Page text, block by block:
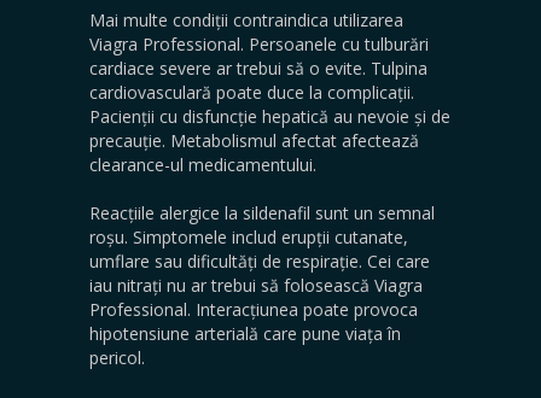
Mai multe condiții contraindica utilizarea
Viagra Professional. Persoanele cu tulburări
cardiace severe ar trebui să o evite. Tulpina
cardiovasculară poate duce la complicații.
Pacienții cu disfuncție hepatică au nevoie și de
precauție. Metabolismul afectat afectează
clearance-ul medicamentului.
Reacțiile alergice la sildenafil sunt un semnal
roșu. Simptomele includ erupții cutanate,
umflare sau dificultăți de respirație. Cei care
iau nitrați nu ar trebui să folosească Viagra
Professional. Interacțiunea poate provoca
hipotensiune arterială care pune viața în
pericol.